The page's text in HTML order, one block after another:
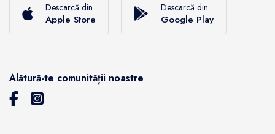
Descarcă din
Apple Store
Descarcă din
Google Play
Alătură-te comunității noastre